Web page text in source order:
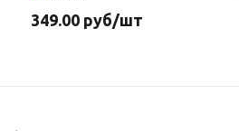
349.00 руб/шт